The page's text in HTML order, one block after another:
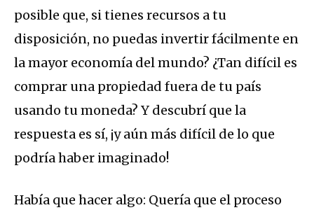
posible que, si tienes recursos a tu
disposición, no puedas invertir fácilmente en
la mayor economía del mundo? ¿Tan difícil es
comprar una propiedad fuera de tu país
usando tu moneda? Y descubrí que la
respuesta es sí, ¡y aún más difícil de lo que
podría haber imaginado!
Había que hacer algo: Quería que el proceso